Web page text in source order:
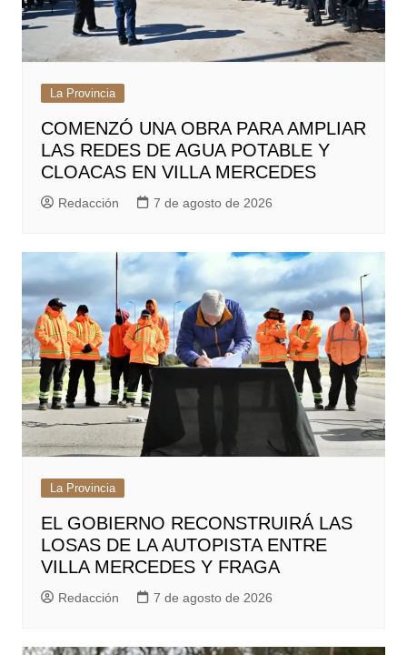
La Provincia
COMENZÓ UNA OBRA PARA AMPLIAR
LAS REDES DE AGUA POTABLE Y
CLOACAS EN VILLA MERCEDES
Redacción 7 de agosto de 2026
La Provincia
EL GOBIERNO RECONSTRUIRÁ LAS
LOSAS DE LA AUTOPISTA ENTRE
VILLA MERCEDES Y FRAGA
Redacción 7 de agosto de 2026